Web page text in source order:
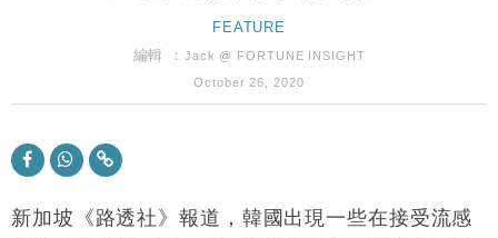
財經｜SA售股自救後再出手 斥4億美元押注未上市公
財經｜華僑銀行上半年淨利創新高 中期息增15%至
47仙
17:33
及消費表現
損失近6900萬元
FEATURE
編輯 ：Jack @ FORTUNE INSIGHT
October 26, 2020
新加坡《路透社》報道，韓國出現一些在接受流感